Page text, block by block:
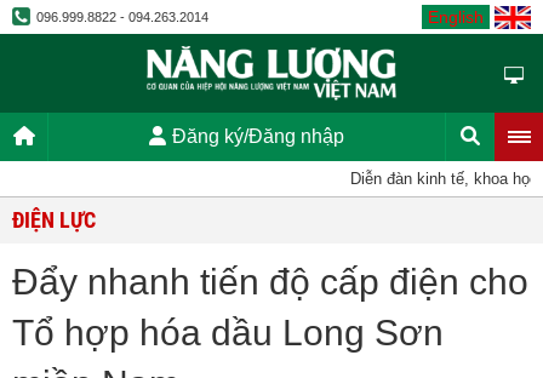
096.999.8822 - 094.263.2014 English
Đăng ký/Đăng nhập
Diễn đàn kinh tế, khoa học,
ĐIỆN LỰC
Đẩy nhanh tiến độ cấp điện cho
Tổ hợp hóa dầu Long Sơn